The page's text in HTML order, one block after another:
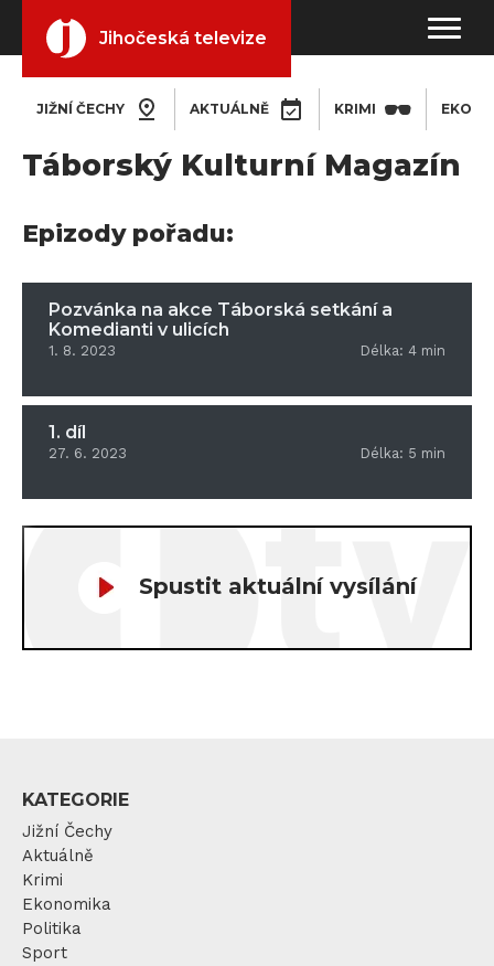
Jihočeská televize
JIŽNÍ ČECHY AKTUÁLNĚ KRIMI
Táborský Kulturní Magazín
Epizody pořadu:
Pozvánka na akce Táborská setkání a
Komedianti v ulicích
1. 8. 2023 Délka: 4 min
1. díl
27. 6. 2023 Délka: 5 min
Spustit aktuální vysílání
KATEGORIE
Jižní Čechy
Aktuálně
Krimi
Ekonomika
Politika
Sport